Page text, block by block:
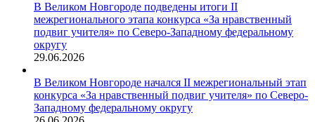
В Великом Новгороде подведены итоги II
межрегионального этапа конкурса «За нравственный
подвиг учителя» по Северо-Западному федеральному
округу
29.06.2026
В Великом Новгороде начался II межрегиональный этап
конкурса «За нравственный подвиг учителя» по Северо-
Западному федеральному округу